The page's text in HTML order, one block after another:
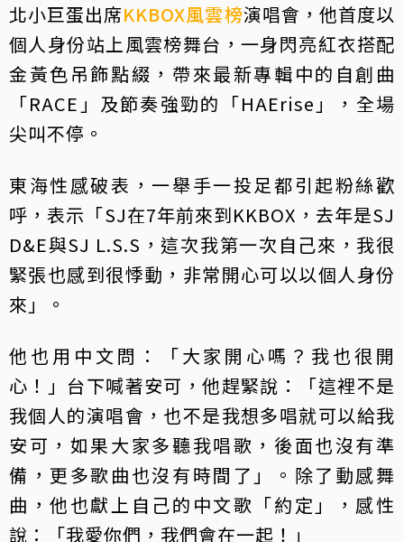
北小巨蛋出席KKBOX風雲榜演唱會，他首度以
個人身份站上風雲榜舞台，一身閃亮紅衣搭配
金黃色吊飾點綴，帶來最新專輯中的自創曲
「RACE」及節奏強勁的「HAErise」，全場
尖叫不停。
東海性感破表，一舉手一投足都引起粉絲歡
呼，表示「SJ在7年前來到KKBOX，去年是SJ
D&E與SJ L.S.S，這次我第一次自己來，我很
緊張也感到很悸動，非常開心可以以個人身份
來」。
他也用中文問：「大家開心嗎？我也很開
心！」台下喊著安可，他趕緊說：「這裡不是
我個人的演唱會，也不是我想多唱就可以給我
安可，如果大家多聽我唱歌，後面也沒有準
備，更多歌曲也沒有時間了」。除了動感舞
曲，他也獻上自己的中文歌「約定」，感性
說：「我愛你們，我們會在一起！」